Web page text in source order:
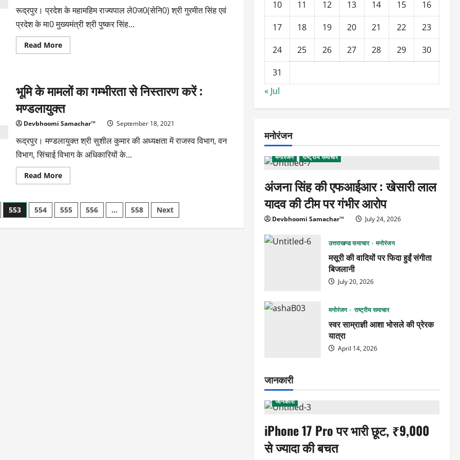
चलने
का
संदेश
रूद्रपुर। प्रदेश के महामहिम राज्यपाल ले0ज0(सेनि0) श्री गुरमीत सिंह एवं
प्रदेश के मा0 मुख्यमंत्री श्री पुष्कर सिंह...
Read MoreRead
more
दर्शन
करने
सौभाग्य
प्राप्त
हुआ
महामहिम
भूमि के मामलों का गम्भीरता से निस्तारण करें :
मण्डलायुक्त
Devbhoomi Samachar™ September 18, 2021
रूद्रपुर। मण्डलायुक्त श्री सुशील कुमार की अध्यक्षता में राजस्व विभाग, वन
विभाग, सिंचाई विभाग के अधिकारियों के...
Read MoreRead
more
के
मामलों
का
553 554 555 556 … 558 Next
10
11 12 13 14 15
16
17
18 19 20 21 22
23
24
25 26 27 28 29
30
31
« Jul
मनोरंजन
मनोरंजन राष्ट्रीय समाचार
अंजना सिंह की एफआईआर : खेसारी लाल
यादव की टीम पर गंभीर आरोप
Devbhoomi Samachar™ July 24, 2026
उत्तराखण्ड समाचार मनोरंजन
मसूरी की वादियों पर फिदा हुईं संगीता
बिजलानी
July 20, 2026
मनोरंजन राष्ट्रीय समाचार
स्वर साम्राज्ञी आशा भोसले की प्रेरक
यात्रा
April 14, 2026
जानकारी
जानकारी
iPhone 17 Pro पर भारी छूट, ₹9,000
से ज्यादा की बचत